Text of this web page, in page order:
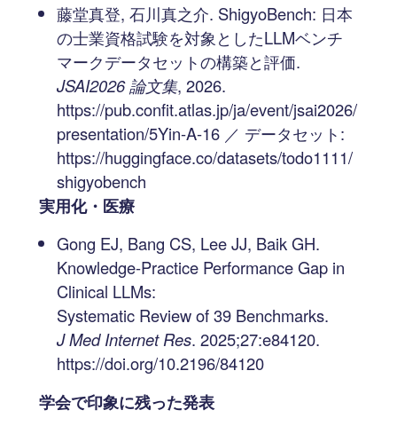
藤堂真登, 石川真之介. ShigyoBench: 日本
の士業資格試験を対象としたLLMベンチ
マークデータセットの構築と評価.
JSAI2026 論文集, 2026.
https://pub.confit.atlas.jp/ja/event/jsai2026/
presentation/5Yin-A-16 ／ データセット:
https://huggingface.co/datasets/todo1111/
shigyobench
実用化・医療
Gong EJ, Bang CS, Lee JJ, Baik GH.
Knowledge-Practice Performance Gap in
Clinical LLMs:
Systematic Review of 39 Benchmarks.
J Med Internet Res. 2025;27:e84120.
https://doi.org/10.2196/84120
学会で印象に残った発表